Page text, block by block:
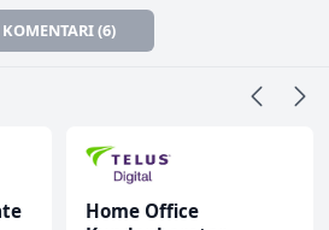
KOMENTARI (6)
Home Office